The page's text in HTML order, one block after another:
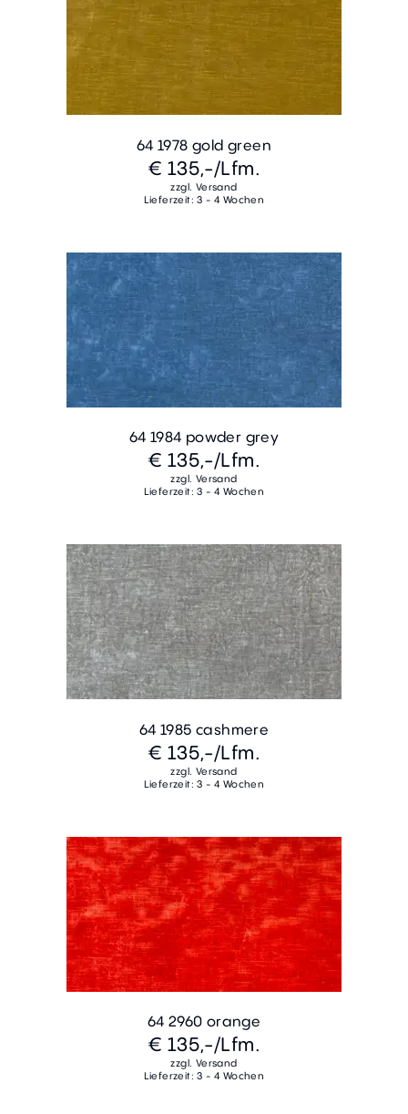
64 1978 gold green
€ 135,-/Lfm.
zzgl. Versand
Lieferzeit: 3 - 4 Wochen
64 1984 powder grey
€ 135,-/Lfm.
zzgl. Versand
Lieferzeit: 3 - 4 Wochen
64 1985 cashmere
€ 135,-/Lfm.
zzgl. Versand
Lieferzeit: 3 - 4 Wochen
64 2960 orange
€ 135,-/Lfm.
zzgl. Versand
Lieferzeit: 3 - 4 Wochen